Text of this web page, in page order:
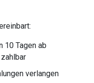
10 Tagen ab
verlangen